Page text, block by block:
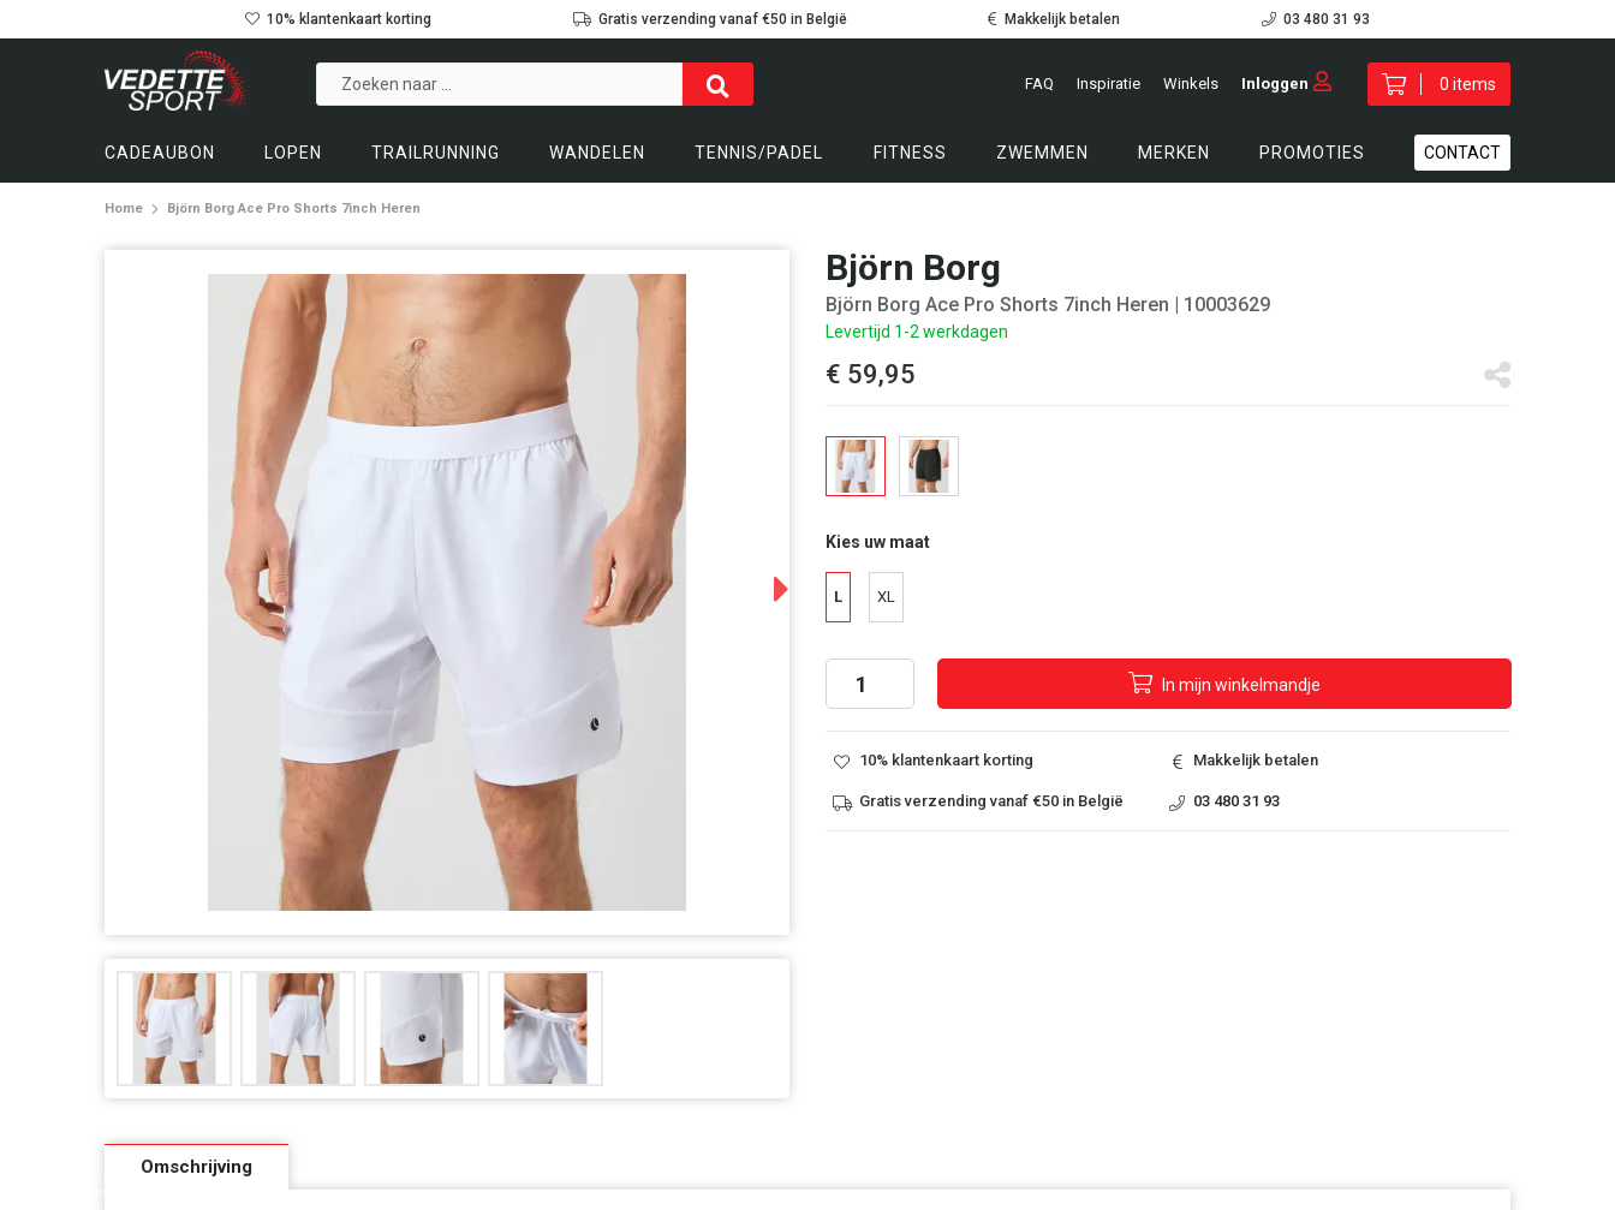
10% klantenkaart korting Gratis verzending vanaf €50 in België Makkelijk betalen 03 480 31 93
FAQ Inspiratie Winkels Inloggen 0 items
CADEAUBON LOPEN TRAILRUNNING WANDELEN TENNIS/PADEL FITNESS ZWEMMEN MERKEN PROMOTIES CONTACT
Home Björn Borg Ace Pro Shorts 7inch Heren
Björn Borg
Björn Borg Ace Pro Shorts 7inch Heren | 10003629
Levertijd 1-2 werkdagen
€ 59,95
Kies uw maat
L XL
In mijn winkelmandje
10% klantenkaart korting
Gratis verzending vanaf €50 in België
Makkelijk betalen
03 480 31 93
Omschrijving